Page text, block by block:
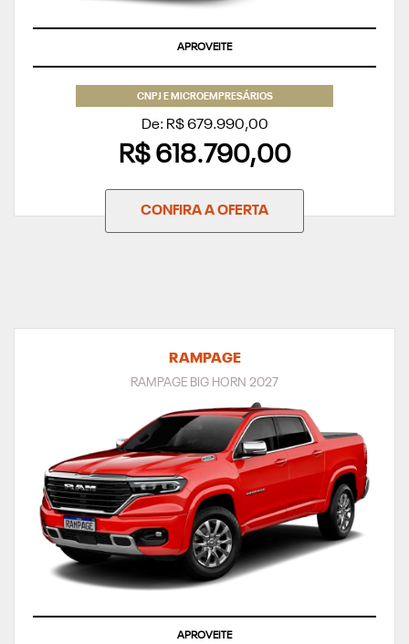
APROVEITE
CNPJ E MICROEMPRESÁRIOS
De: R$ 679.990,00
R$ 618.790,00
CONFIRA A OFERTA
RAMPAGE
RAMPAGE BIG HORN 2027
APROVEITE